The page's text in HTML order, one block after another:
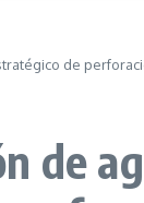
de
de